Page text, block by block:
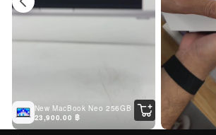
New MacBook Neo 256GB
23,900.00 ฿